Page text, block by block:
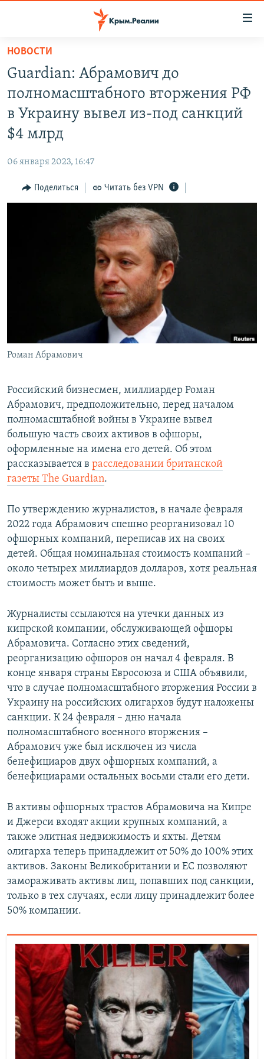
Вернуться
основному
содержанию
Вернутся
главной
Вернутся
поиску
НОВОСТИ
ГРУЗ 200
КАРТА ВОЕННЫХ ОБЪЕКТОВ КРЫМА
ВОДА
ИСТОРИЯ
ИНТЕРАКТИВ
ИНФОГРАФИКА
ТЕЛЕПРОЕКТ КРЫМ.РЕАЛИИ
СОВЕТЫ ПРАВОЗАЩИТНИКОВ
ПРОПАВШИЕ БЕЗ ВЕСТИ
ПОБЕДИТЕЛЕЙ НЕ СУДЯТ?
КРЫМ.НЕПОКОРЕННЫЙ
УКРАИНСКАЯ ПРОБЛЕМА КРЫМА
РАДІО СВОБОДА
КАК ОБОЙТИ БЛОКИРОВКУ
Все сайты RFE/RL
НОВОСТИ
Guardian: Абрамович до
полномасштабного вторжения РФ
в Украину вывел из-под санкций
$4 млрд
06 января 2023, 16:47
Поделиться Читать без VPN
Роман Абрамович
Российский бизнесмен, миллиардер Роман
Абрамович, предположительно, перед началом
полномасштабной войны в Украине вывел
большую часть своих активов в офшоры,
оформленные на имена его детей. Об этом
рассказывается в расследовании британской
газеты The Guardian.
По утверждению журналистов, в начале февраля
2022 года Абрамович спешно реорганизовал 10
офшорных компаний, переписав их на своих
детей. Общая номинальная стоимость компаний –
около четырех миллиардов долларов, хотя реальная
стоимость может быть и выше.
Журналисты ссылаются на утечки данных из
кипрской компании, обслуживающей офшоры
Абрамовича. Согласно этих сведений,
реорганизацию офшоров он начал 4 февраля. В
конце января страны Евросоюза и США объявили,
что в случае полномасштабного вторжения России в
Украину на российских олигархов будут наложены
санкции. К 24 февраля – дню начала
полномасштабного военного вторжения –
Абрамович уже был исключен из числа
бенефициаров двух офшорных компаний, а
бенефициарами остальных восьми стали его дети.
В активы офшорных трастов Абрамовича на Кипре
и Джерси входят акции крупных компаний, а
также элитная недвижимость и яхты. Детям
олигарха теперь принадлежит от 50% до 100% этих
активов. Законы Великобритании и ЕС позволяют
замораживать активы лиц, попавших под санкции,
только в тех случаях, если лицу принадлежит более
50% компании.